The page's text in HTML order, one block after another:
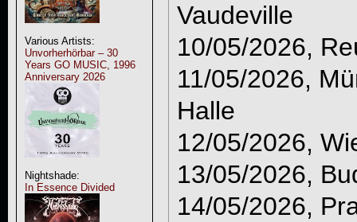
Various Artists:
Unvorherhörbar – 30
Years GO MUSIC, 1996
Anniversary 2026
Nightshade:
In Essence Divided
Vaudeville
10/05/2026,
11/05/2026,
Halle
12/05/2026,
13/05/2026,
14/05/2026,